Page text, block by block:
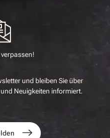
und bleiben Sie über
Neuigkeiten informiert.